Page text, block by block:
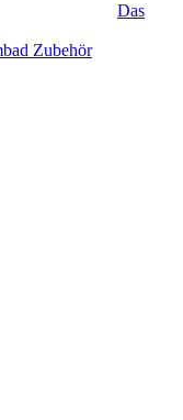
Das
Zubehör